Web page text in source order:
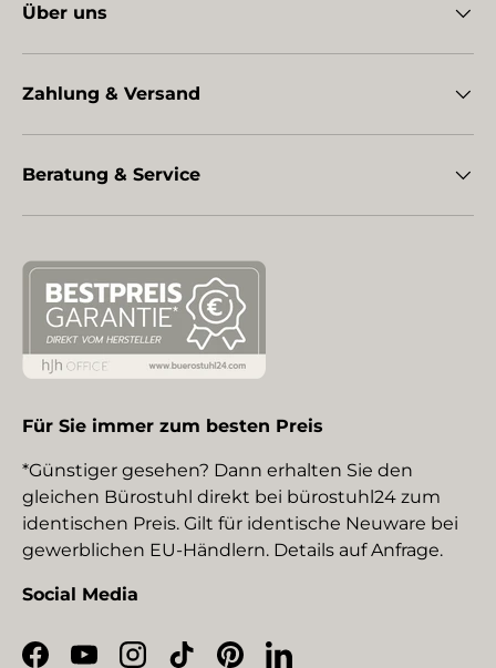
Über uns
Zahlung & Versand
Beratung & Service
Für Sie immer zum besten Preis
*Günstiger gesehen? Dann erhalten Sie den
gleichen Bürostuhl direkt bei bürostuhl24 zum
identischen Preis. Gilt für identische Neuware bei
gewerblichen EU-Händlern. Details auf Anfrage.
Social Media